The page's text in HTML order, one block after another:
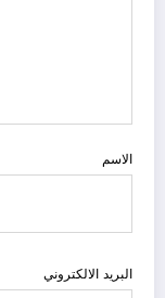
الاسم
البريد الالكتروني